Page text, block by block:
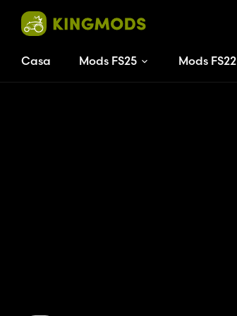
Casa Mods FS25 Mods FS22